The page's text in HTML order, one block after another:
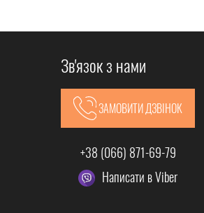
Зв'язок з нами
ЗАМОВИТИ ДЗВІНОК
+38 (066) 871-69-79
Написати в Viber